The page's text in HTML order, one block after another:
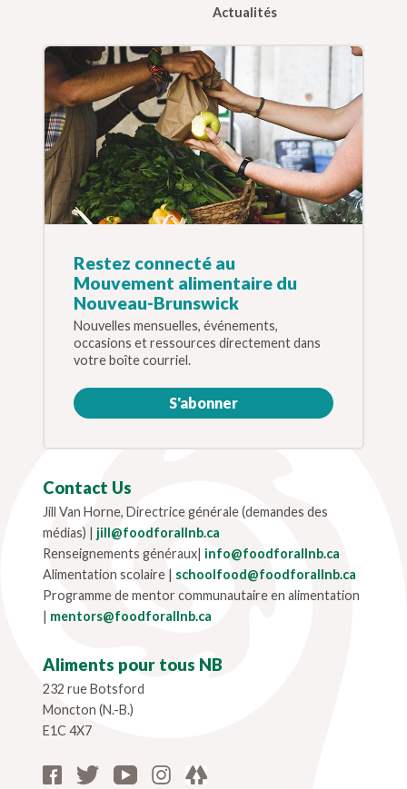
Actualités
Restez connecté au
Mouvement alimentaire du
Nouveau-Brunswick
Nouvelles mensuelles, événements,
occasions et ressources directement dans
votre boîte courriel.
S'abonner
Contact Us
Jill Van Horne, Directrice générale (demandes des
médias) | jill@foodforallnb.ca
Renseignements généraux| info@foodforallnb.ca
Alimentation scolaire | schoolfood@foodforallnb.ca
Programme de mentor communautaire en alimentation
| mentors@foodforallnb.ca
Aliments pour tous NB
232 rue Botsford
Moncton (N.-B.)
E1C 4X7